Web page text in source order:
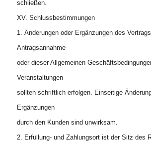
schließen.
XV. Schlussbestimmungen
1. Änderungen oder Ergänzungen des
Antragsannahme
oder dieser Allgemeinen
Veranstaltungen
sollten schriftlich erfolgen. Einseitige
Ergänzungen
durch den Kunden sind unwirksam.
2. Erfüllung- und Zahlungsort ist der Sitz des